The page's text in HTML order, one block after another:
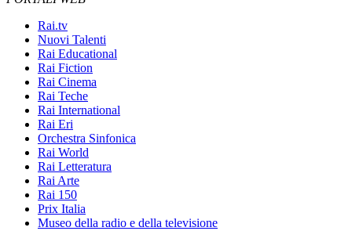
Rai.tv
Nuovi Talenti
Rai Educational
Rai Fiction
Rai Cinema
Rai Teche
Rai International
Rai Eri
Orchestra Sinfonica
Rai World
Rai Letteratura
Rai Arte
Rai 150
Prix Italia
Museo della radio e della televisione